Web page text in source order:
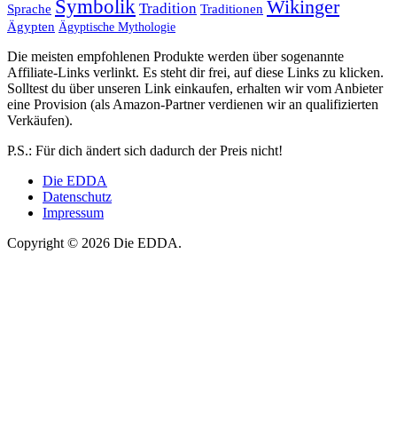
Sprache Symbolik Tradition Traditionen Wikinger
Ägypten Ägyptische Mythologie
Die meisten empfohlenen Produkte werden über sogenannte
Affiliate-Links verlinkt. Es steht dir frei, auf diese Links zu klicken.
Solltest du über unseren Link einkaufen, erhalten wir vom Anbieter
eine Provision (als Amazon-Partner verdienen wir an qualifizierten
Verkäufen).
P.S.: Für dich ändert sich dadurch der Preis nicht!
Die EDDA
Datenschutz
Impressum
Copyright © 2026 Die EDDA.